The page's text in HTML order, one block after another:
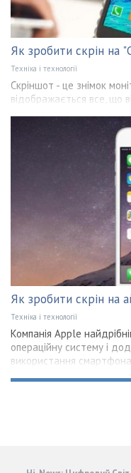
Як зробити скрін на
Техніка і технології
Скріншот - це знімок
відображається все, що
Як зробити скрін на
Техніка і технології
Компанія Apple
операційну систему і
використання